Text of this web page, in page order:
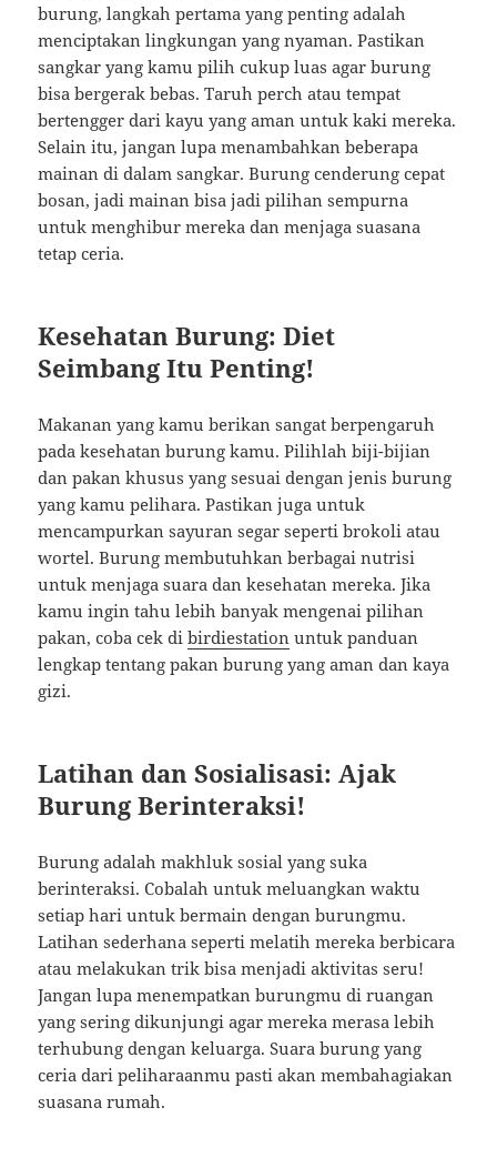
burung, langkah pertama yang penting adalah
menciptakan lingkungan yang nyaman. Pastikan
sangkar yang kamu pilih cukup luas agar burung
bisa bergerak bebas. Taruh perch atau tempat
bertengger dari kayu yang aman untuk kaki mereka.
Selain itu, jangan lupa menambahkan beberapa
mainan di dalam sangkar. Burung cenderung cepat
bosan, jadi mainan bisa jadi pilihan sempurna
untuk menghibur mereka dan menjaga suasana
tetap ceria.
Kesehatan Burung: Diet
Seimbang Itu Penting!
Makanan yang kamu berikan sangat berpengaruh
pada kesehatan burung kamu. Pilihlah biji-bijian
dan pakan khusus yang sesuai dengan jenis burung
yang kamu pelihara. Pastikan juga untuk
mencampurkan sayuran segar seperti brokoli atau
wortel. Burung membutuhkan berbagai nutrisi
untuk menjaga suara dan kesehatan mereka. Jika
kamu ingin tahu lebih banyak mengenai pilihan
pakan, coba cek dibirdiestation untuk panduan
lengkap tentang pakan burung yang aman dan kaya
gizi.
Latihan dan Sosialisasi: Ajak
Burung Berinteraksi!
Burung adalah makhluk sosial yang suka
berinteraksi. Cobalah untuk meluangkan waktu
setiap hari untuk bermain dengan burungmu.
Latihan sederhana seperti melatih mereka berbicara
atau melakukan trik bisa menjadi aktivitas seru!
Jangan lupa menempatkan burungmu di ruangan
yang sering dikunjungi agar mereka merasa lebih
terhubung dengan keluarga. Suara burung yang
ceria dari peliharaanmu pasti akan membahagiakan
suasana rumah.